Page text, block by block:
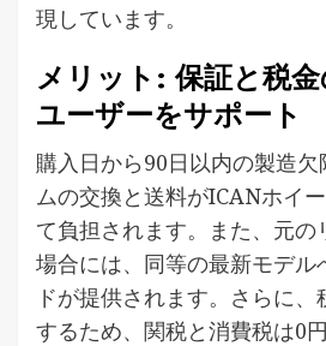
現しています。
メリット: 保証と税
ユーザーをサポート
購入日から90日以内の製造欠
ムの交換と送料がICANホイ
て負担されます。また、元の
場合には、同等の最新モデル
ドが提供されます。さらに
するため、関税と消費税は0円